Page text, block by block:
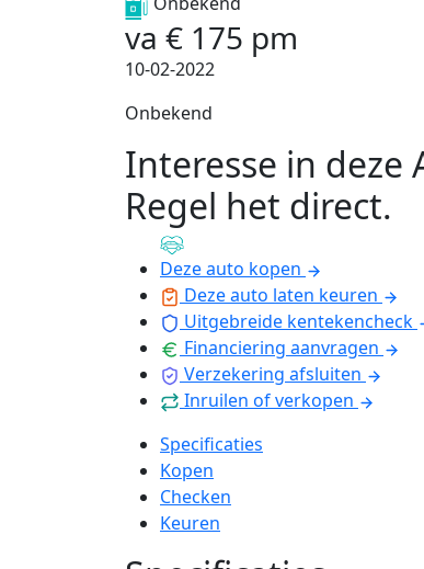
va € 175 pm
10-02-2022
Onbekend
Interesse in deze
Regel het direct.
Deze auto kopen
Deze auto laten keuren
Uitgebreide kentekencheck
Financiering aanvragen
Verzekering afsluiten
Inruilen of verkopen
Specificaties
Kopen
Checken
Keuren